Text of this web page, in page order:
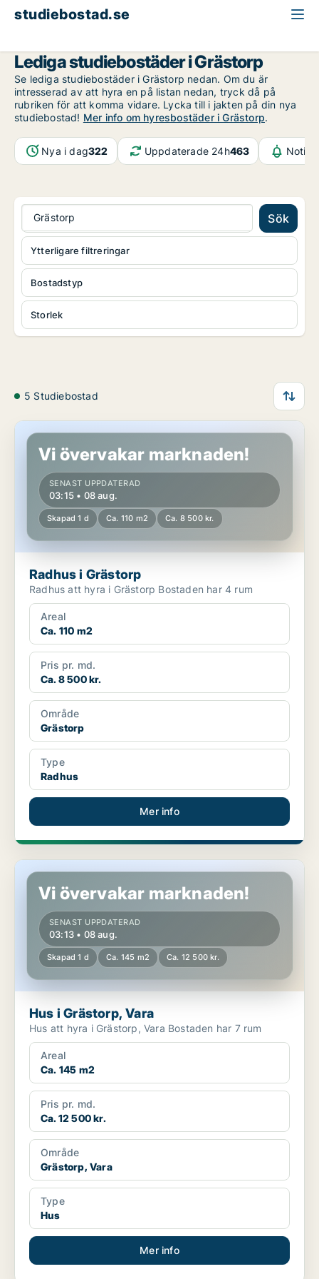
studiebostad.se
Lediga studiebostäder i Grästorp
Se lediga studiebostäder i Grästorp nedan. Om du är
intresserad av att hyra en på listan nedan, tryck då på
rubriken för att komma vidare. Lycka till i jakten på din nya
studiebostad! Mer info om hyresbostäder i Grästorp.
Nya i dag322 Uppdaterade 24h463
Grästorp Sök
Bostadstyp
Storlek
Ytterligare filtreringar
5 Studiebostad
Radhus i Grästorp
Vi övervakar marknaden!
SENAST UPPDATERAD
03:15 • 08 aug.
Skapad 1 d Ca. 110 m2 Ca. 8 500 kr.
Radhus i Grästorp
Radhus att hyra i Grästorp Bostaden har 4 rum
Areal
Ca. 110 m2
Pris pr. md.
Ca. 8 500 kr.
Område
Grästorp
Type
Radhus
Mer info
Hus i Grästorp, Vara
Vi övervakar marknaden!
SENAST UPPDATERAD
03:13 • 08 aug.
Skapad 1 d Ca. 145 m2 Ca. 12 500 kr.
Hus i Grästorp, Vara
Hus att hyra i Grästorp, Vara Bostaden har 7 rum
Areal
Ca. 145 m2
Pris pr. md.
Ca. 12 500 kr.
Område
Grästorp, Vara
Type
Hus
Mer info